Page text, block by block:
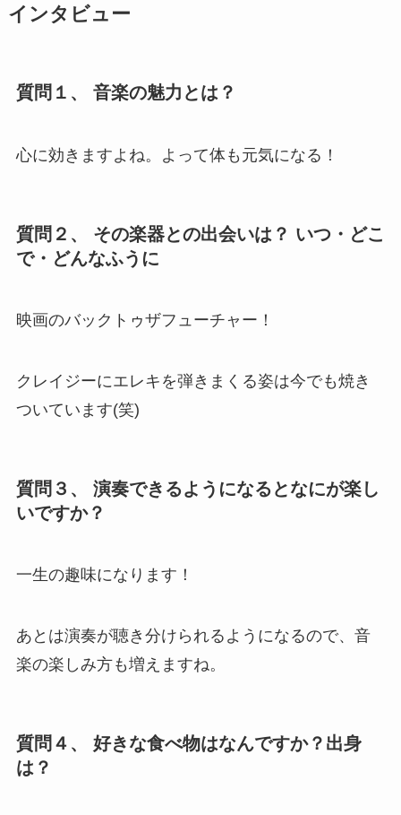
インタビュー
質問１、 音楽の魅力とは？
心に効きますよね。よって体も元気になる！
質問２、 その楽器との出会いは？ いつ・どこ
で・どんなふうに
映画のバックトゥザフューチャー！
クレイジーにエレキを弾きまくる姿は今でも焼き
ついています(笑)
質問３、 演奏できるようになるとなにが楽し
いですか？
一生の趣味になります！
あとは演奏が聴き分けられるようになるので、音
楽の楽しみ方も増えますね。
質問４、 好きな食べ物はなんですか？出身
は？